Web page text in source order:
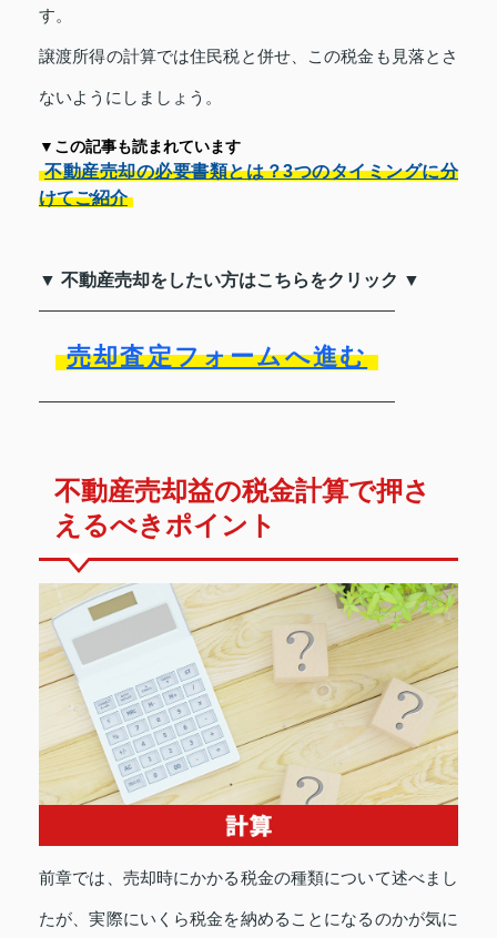
す。
譲渡所得の計算では住民税と併せ、この税金も見落とさ
ないようにしましょう。
▼この記事も読まれています
不動産売却の必要書類とは？3つのタイミングに分
けてご紹介
▼ 不動産売却をしたい方はこちらをクリック ▼
売却査定フォームへ進む
不動産売却益の税金計算で押さ
えるべきポイント
前章では、売却時にかかる税金の種類について述べまし
たが、実際にいくら税金を納めることになるのかが気に